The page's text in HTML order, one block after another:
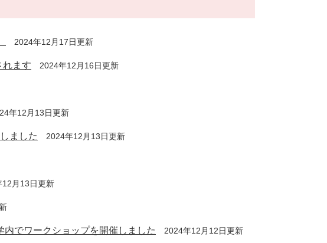
2024年12月17日更新
れます 2024年12月16日更新
年12月13日更新
ました 2024年12月13日更新
12月13日更新
でワークショップを開催しました 2024年12月12日更新